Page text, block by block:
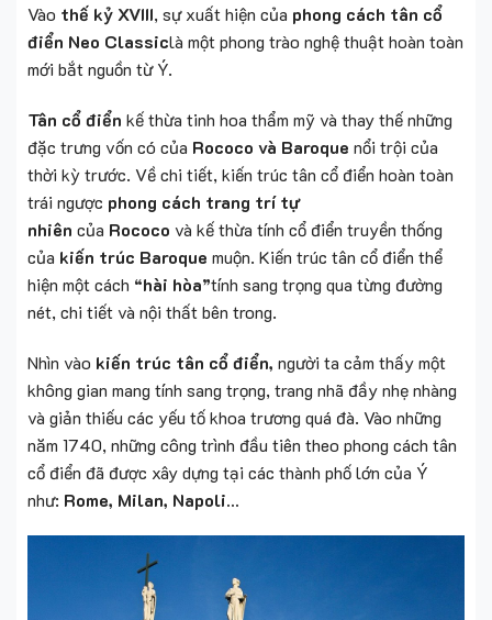
Vào thế kỷ XVIII, sự xuất hiện của phong cách tân cổ
điển Neo Classiclà một phong trào nghệ thuật hoàn toàn
mới bắt nguồn từ Ý.
Tân cổ điển kế thừa tinh hoa thẩm mỹ và thay thế những
đặc trưng vốn có của Rococo và Baroque nổi trội của
thời kỳ trước. Về chi tiết, kiến trúc tân cổ điển hoàn toàn
trái ngược phong cách trang trí tự
nhiên của Rococo và kế thừa tính cổ điển truyền thống
của kiến trúc Baroque muộn. Kiến trúc tân cổ điển thể
hiện một cách “hài hòa”tính sang trọng qua từng đường
nét, chi tiết và nội thất bên trong.
Nhìn vào kiến trúc tân cổ điển, người ta cảm thấy một
không gian mang tính sang trọng, trang nhã đầy nhẹ nhàng
và giản thiếu các yếu tố khoa trương quá đà. Vào những
năm 1740, những công trình đầu tiên theo phong cách tân
cổ điển đã được xây dựng tại các thành phố lớn của Ý
như: Rome, Milan, Napoli…